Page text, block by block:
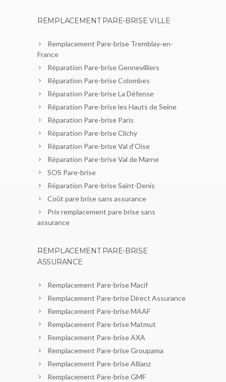
REMPLACEMENT PARE-BRISE VILLE
Remplacement Pare-brise Tremblay-en-
France
Réparation Pare-brise Gennevilliers
Réparation Pare-brise Colombes
Réparation Pare-brise La Défense
Réparation Pare-brise les Hauts de Seine
Réparation Pare-brise Paris
Réparation Pare-brise Clichy
Réparation Pare-brise Val d’Oise
Réparation Pare-brise Val de Marne
SOS Pare-brise
Réparation Pare-brise Saint-Denis
Coût pare brise sans assurance
Prix remplacement pare brise sans
assurance
REMPLACEMENT PARE-BRISE
ASSURANCE
Remplacement Pare-brise Macif
Remplacement Pare-brise Direct Assurance
Remplacement Pare-brise MAAF
Remplacement Pare-brise Matmut
Remplacement Pare-brise AXA
Remplacement Pare-brise Groupama
Remplacement Pare-brise Allianz
Remplacement Pare-brise GMF